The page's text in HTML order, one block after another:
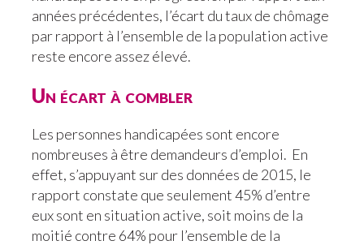
années précédentes, l’écart du taux de chômage
par rapport à l’ensemble de la population active
reste encore assez élevé.
Un écart à combler
Les personnes handicapées sont encore
nombreuses à être demandeurs d’emploi. En
effet, s’appuyant sur des données de 2015, le
rapport constate que seulement 45% d’entre
eux sont en situation active, soit moins de la
moitié contre 64% pour l’ensemble de la